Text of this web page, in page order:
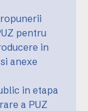
pentru
in
anexe
in etapa
a PUZ